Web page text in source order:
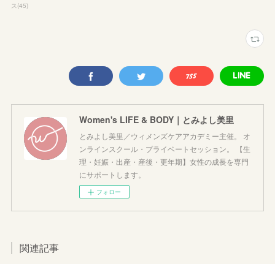
ス(45)
Women's LIFE & BODY｜とみよし美里
とみよし美里／ウィメンズケアアカデミー主催。 オ
ンラインスクール・プライベートセッション。 【生
理・妊娠・出産・産後・更年期】女性の成長を専門
にサポートします。
フォロー
関連記事